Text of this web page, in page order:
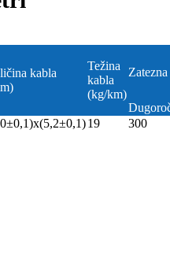
kabla
Težina
kabla
(kg/km)
19 300